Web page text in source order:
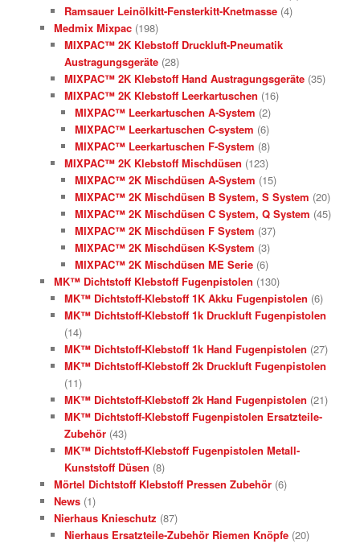
Ramsauer Leinölkitt-Fensterkitt-Knetmasse (4)
Medmix Mixpac (198)
MIXPAC™ 2K Klebstoff Druckluft-Pneumatik
Austragungsgeräte (28)
MIXPAC™ 2K Klebstoff Hand Austragungsgeräte (35)
MIXPAC™ 2K Klebstoff Leerkartuschen (16)
MIXPAC™ Leerkartuschen A-System (2)
MIXPAC™ Leerkartuschen C-system (6)
MIXPAC™ Leerkartuschen F-System (8)
MIXPAC™ 2K Klebstoff Mischdüsen (123)
MIXPAC™ 2K Mischdüsen A-System (15)
MIXPAC™ 2K Mischdüsen B System, S System (20)
MIXPAC™ 2K Mischdüsen C System, Q System (45)
MIXPAC™ 2K Mischdüsen F System (37)
MIXPAC™ 2K Mischdüsen K-System (3)
MIXPAC™ 2K Mischdüsen ME Serie (6)
MK™ Dichtstoff Klebstoff Fugenpistolen (130)
MK™ Dichtstoff-Klebstoff 1K Akku Fugenpistolen (6)
MK™ Dichtstoff-Klebstoff 1k Druckluft Fugenpistolen
(14)
MK™ Dichtstoff-Klebstoff 1k Hand Fugenpistolen (27)
MK™ Dichtstoff-Klebstoff 2k Druckluft Fugenpistolen
(11)
MK™ Dichtstoff-Klebstoff 2k Hand Fugenpistolen (21)
MK™ Dichtstoff-Klebstoff Fugenpistolen Ersatzteile-
Zubehör (43)
MK™ Dichtstoff-Klebstoff Fugenpistolen Metall-
Kunststoff Düsen (8)
Mörtel Dichtstoff Klebstoff Pressen Zubehör (6)
News (1)
Nierhaus Knieschutz (87)
Nierhaus Ersatzteile-Zubehör Riemen Knöpfe (20)